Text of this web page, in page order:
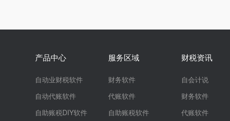
产品中心
自动业财税软件
自动代账软件
自助账税DIY软件
服务区域
财务软件
代账软件
自助账税软件
财税资讯
自会计说
财务软件
代账软件